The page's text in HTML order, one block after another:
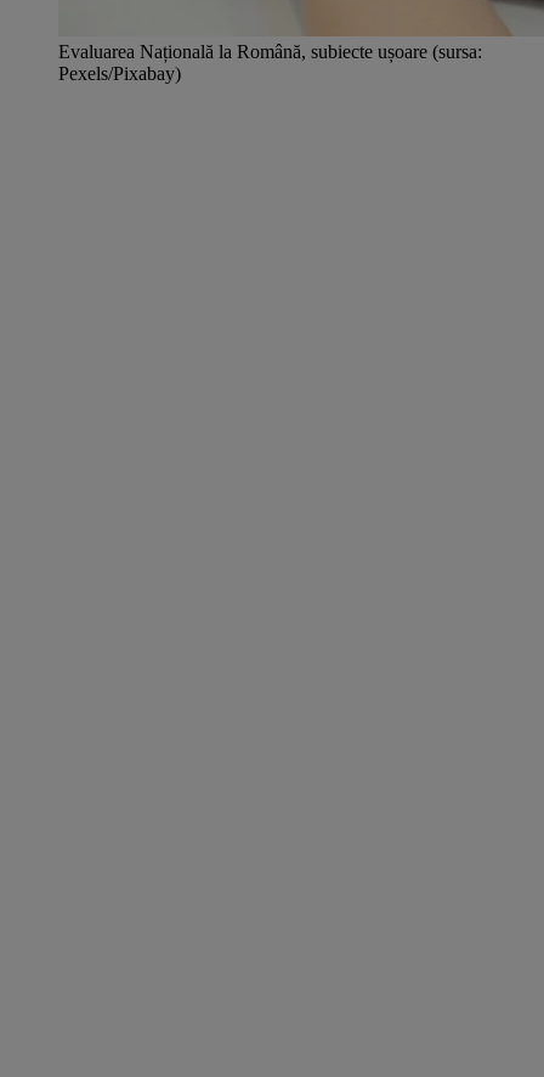
Evaluarea Națională la Română, subiecte ușoare (sursa:
Pexels/Pixabay)